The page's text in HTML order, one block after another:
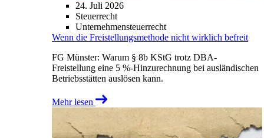
24. Juli 2026
Steuerrecht
Unternehmensteuerrecht
Wenn die Freistellungsmethode nicht wirklich befreit
FG Münster: Warum § 8b KStG trotz DBA-
Freistellung eine 5 %-Hinzurechnung bei ausländischen
Betriebsstätten auslösen kann.
Mehr lesen